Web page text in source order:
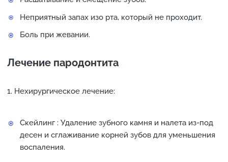
Неприятный запах изо рта, который не проходит.
Боль при жевании.
Лечение пародонтита
Нехирургическое лечение:
Скейлинг : Удаление зубного камня и налета из-под
десен и сглаживание корней зубов для уменьшения
воспаления.